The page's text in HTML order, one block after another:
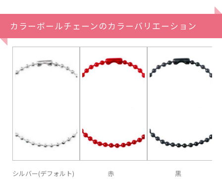
カラーボールチェーンのカラーバリエーション
シルバー(デフォルト) 赤 黒